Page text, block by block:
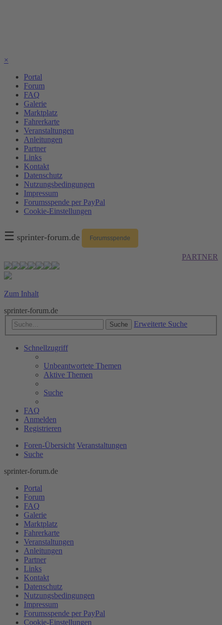
×
Portal
Forum
FAQ
Galerie
Marktplatz
Fahrerkarte
Veranstaltungen
Anleitungen
Partner
Links
Kontakt
Datenschutz
Nutzungsbedingungen
Impressum
Forumsspende per PayPal
Cookie-Einstellungen
☰ sprinter-forum.de Forumsspende
PARTNER
Zum Inhalt
sprinter-forum.de
Suche Erweiterte Suche
Schnellzugriff
Unbeantwortete Themen
Aktive Themen
Suche
FAQ
Anmelden
Registrieren
Foren-Übersicht Veranstaltungen
Suche
sprinter-forum.de
Portal
Forum
FAQ
Galerie
Marktplatz
Fahrerkarte
Veranstaltungen
Anleitungen
Partner
Links
Kontakt
Datenschutz
Nutzungsbedingungen
Impressum
Forumsspende per PayPal
Cookie-Einstellungen